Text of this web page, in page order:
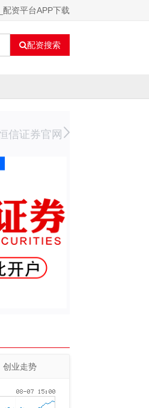
资平台APP下载
配资搜索
信证券官网
创业走势